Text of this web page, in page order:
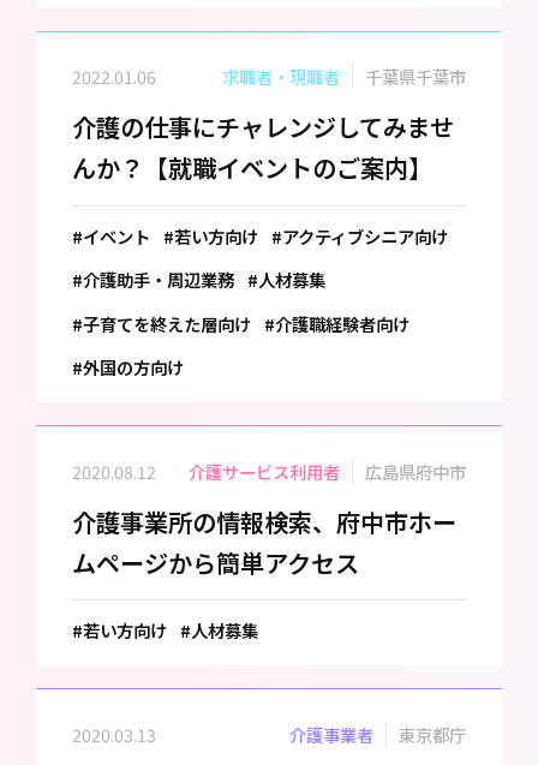
2022.01.06 求職者・現職者 千葉県千葉市
介護の仕事にチャレンジしてみませ
んか？【就職イベントのご案内】
#イベント #若い方向け #アクティブシニア向け
#介護助手・周辺業務 #人材募集
#子育てを終えた層向け #介護職経験者向け
#外国の方向け
2020.08.12 介護サービス利用者 広島県府中市
介護事業所の情報検索、府中市ホー
ムページから簡単アクセス
#若い方向け #人材募集
2020.03.13 介護事業者 東京都庁